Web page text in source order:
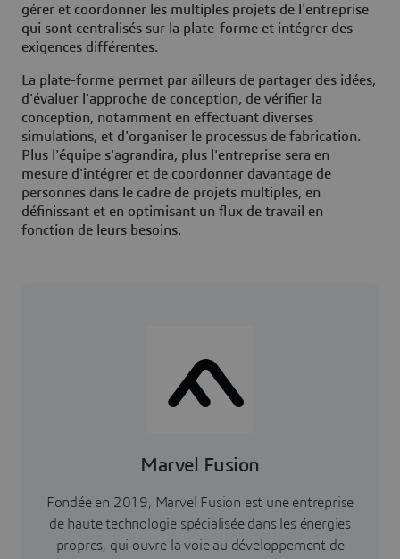
gérer et coordonner les multiples projets de l'entreprise
qui sont centralisés sur la plate-forme et intégrer des
exigences différentes.
La plate-forme permet par ailleurs de partager des idées,
d'évaluer l'approche de conception, de vérifier la
conception, notamment en effectuant diverses
simulations, et d'organiser le processus de fabrication.
Plus l'équipe s'agrandira, plus l'entreprise sera en
mesure d'intégrer et de coordonner davantage de
personnes dans le cadre de projets multiples, en
définissant et en optimisant un flux de travail en
fonction de leurs besoins.
Marvel Fusion
Fondée en 2019, Marvel Fusion est une entreprise
de haute technologie spécialisée dans les énergies
propres, qui ouvre la voie au développement de